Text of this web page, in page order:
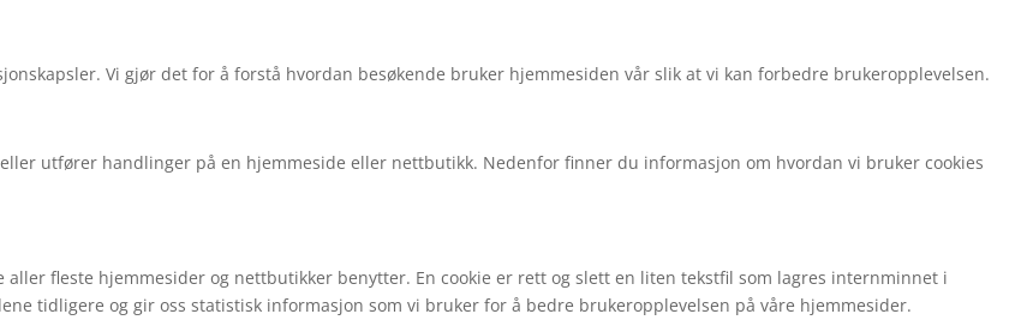
Vi gjør det for å forstå hvordan besøkende bruker hjemmesiden vår slik at vi kan forbedre brukeropplevelsen.
utfører handlinger på en hjemmeside eller nettbutikk. Nedenfor finner du informasjon om hvordan vi bruker cookies
fleste hjemmesider og nettbutikker benytter. En cookie er rett og slett en liten tekstfil som lagres internminnet i
tidligere og gir oss statistisk informasjon som vi bruker for å bedre brukeropplevelsen på våre hjemmesider.